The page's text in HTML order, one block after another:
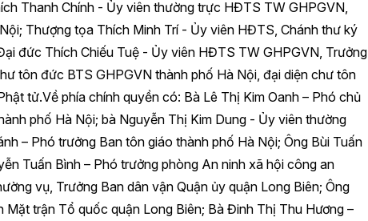
Thanh Chính - Ủy viên thường trực HĐTS TW GHPGVN,
Thượng tọa Thích Minh Trí - Ủy viên HĐTS, Chánh thư ký
đức Thích Chiếu Tuệ - Ủy viên HĐTS TW GHPGVN, Trưởng
tôn đức BTS GHPGVN thành phố Hà Nội, đại diện chư tôn
tử.Về phía chính quyền có: Bà Lê Thị Kim Oanh – Phó chủ
phố Hà Nội; bà Nguyễn Thị Kim Dung - Ủy viên thường
– Phó trưởng Ban tôn giáo thành phố Hà Nội; Ông Bùi Tuấn
Tuấn Bình – Phó trưởng phòng An ninh xã hội công an
vụ, Trưởng Ban dân vận Quận ủy quận Long Biên; Ông
trận Tổ quốc quận Long Biên; Bà Đinh Thị Thu Hương –